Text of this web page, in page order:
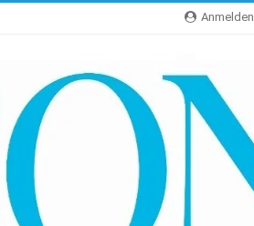
Anmelden